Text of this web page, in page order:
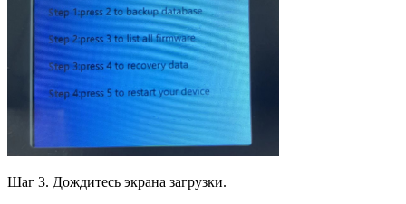
Шаг 3. Дождитесь экрана загрузки.